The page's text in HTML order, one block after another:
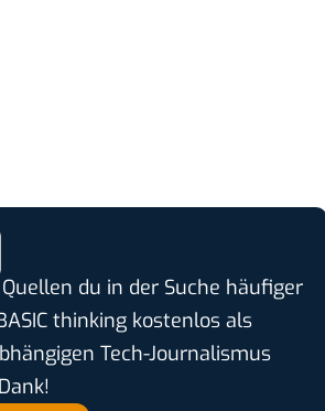
du in der Suche häufiger
thinking kostenlos als
Tech-Journalismus